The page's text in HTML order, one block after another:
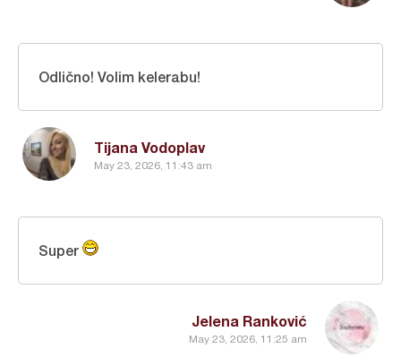
Tijana Vodoplav
May 23, 2026, 11:43 am
Odlično! Volim kelerabu!
Jelena Ranković
May 23, 2026, 11:25 am
Super